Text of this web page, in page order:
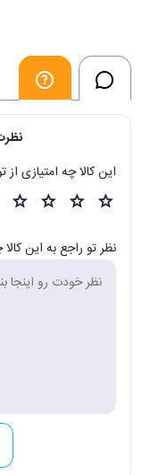
این کالا چه امتیازی از
نظر تو راجع به این